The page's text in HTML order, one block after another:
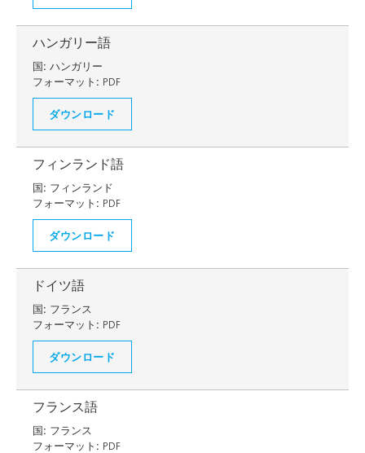
ハンガリー語
国: ハンガリー
フォーマット: PDF
ダウンロード
フィンランド語
国: フィンランド
フォーマット: PDF
ダウンロード
ドイツ語
国: フランス
フォーマット: PDF
ダウンロード
フランス語
国: フランス
フォーマット: PDF